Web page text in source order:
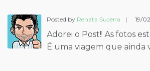
Posted by Renata Sucena | 19/
Adorei o Post!! As fotos
É uma viagem que ainda